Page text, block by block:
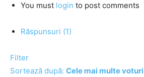
You must login to post comments
Răspunsuri (1)
Filter
Sortează după: Cele mai multe voturi